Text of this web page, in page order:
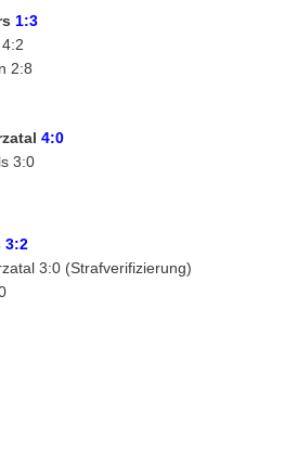
1:3
2:8
4:0
3:0
3:2
3:0 (Strafverifizierung)